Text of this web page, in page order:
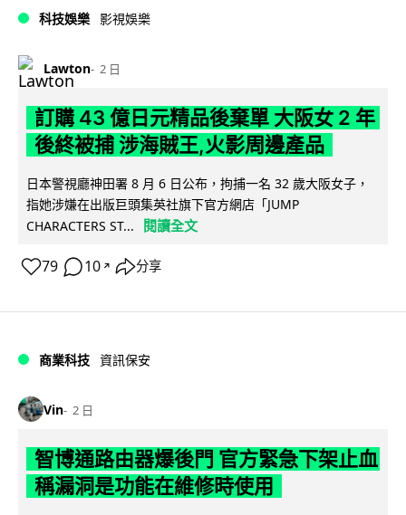
科技娛樂 影視娛樂
Lawton 2 日
訂購 43 億日元精品後棄單 大阪女 2 年
後終被捕 涉海賊王,火影周邊產品
日本警視廳神田署 8 月 6 日公布，拘捕一名 32 歲大阪女子，
指她涉嫌在出版巨頭集英社旗下官方網店「JUMP
CHARACTERS ST...
閱讀全文
79 10 ↗ 分享
商業科技 資訊保安
Vin 2 日
智博通路由器爆後門 官方緊急下架止血
稱漏洞是功能在維修時使用